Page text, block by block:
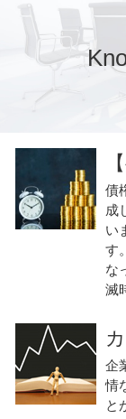
債
成
い
す
な
滅
企
情
と